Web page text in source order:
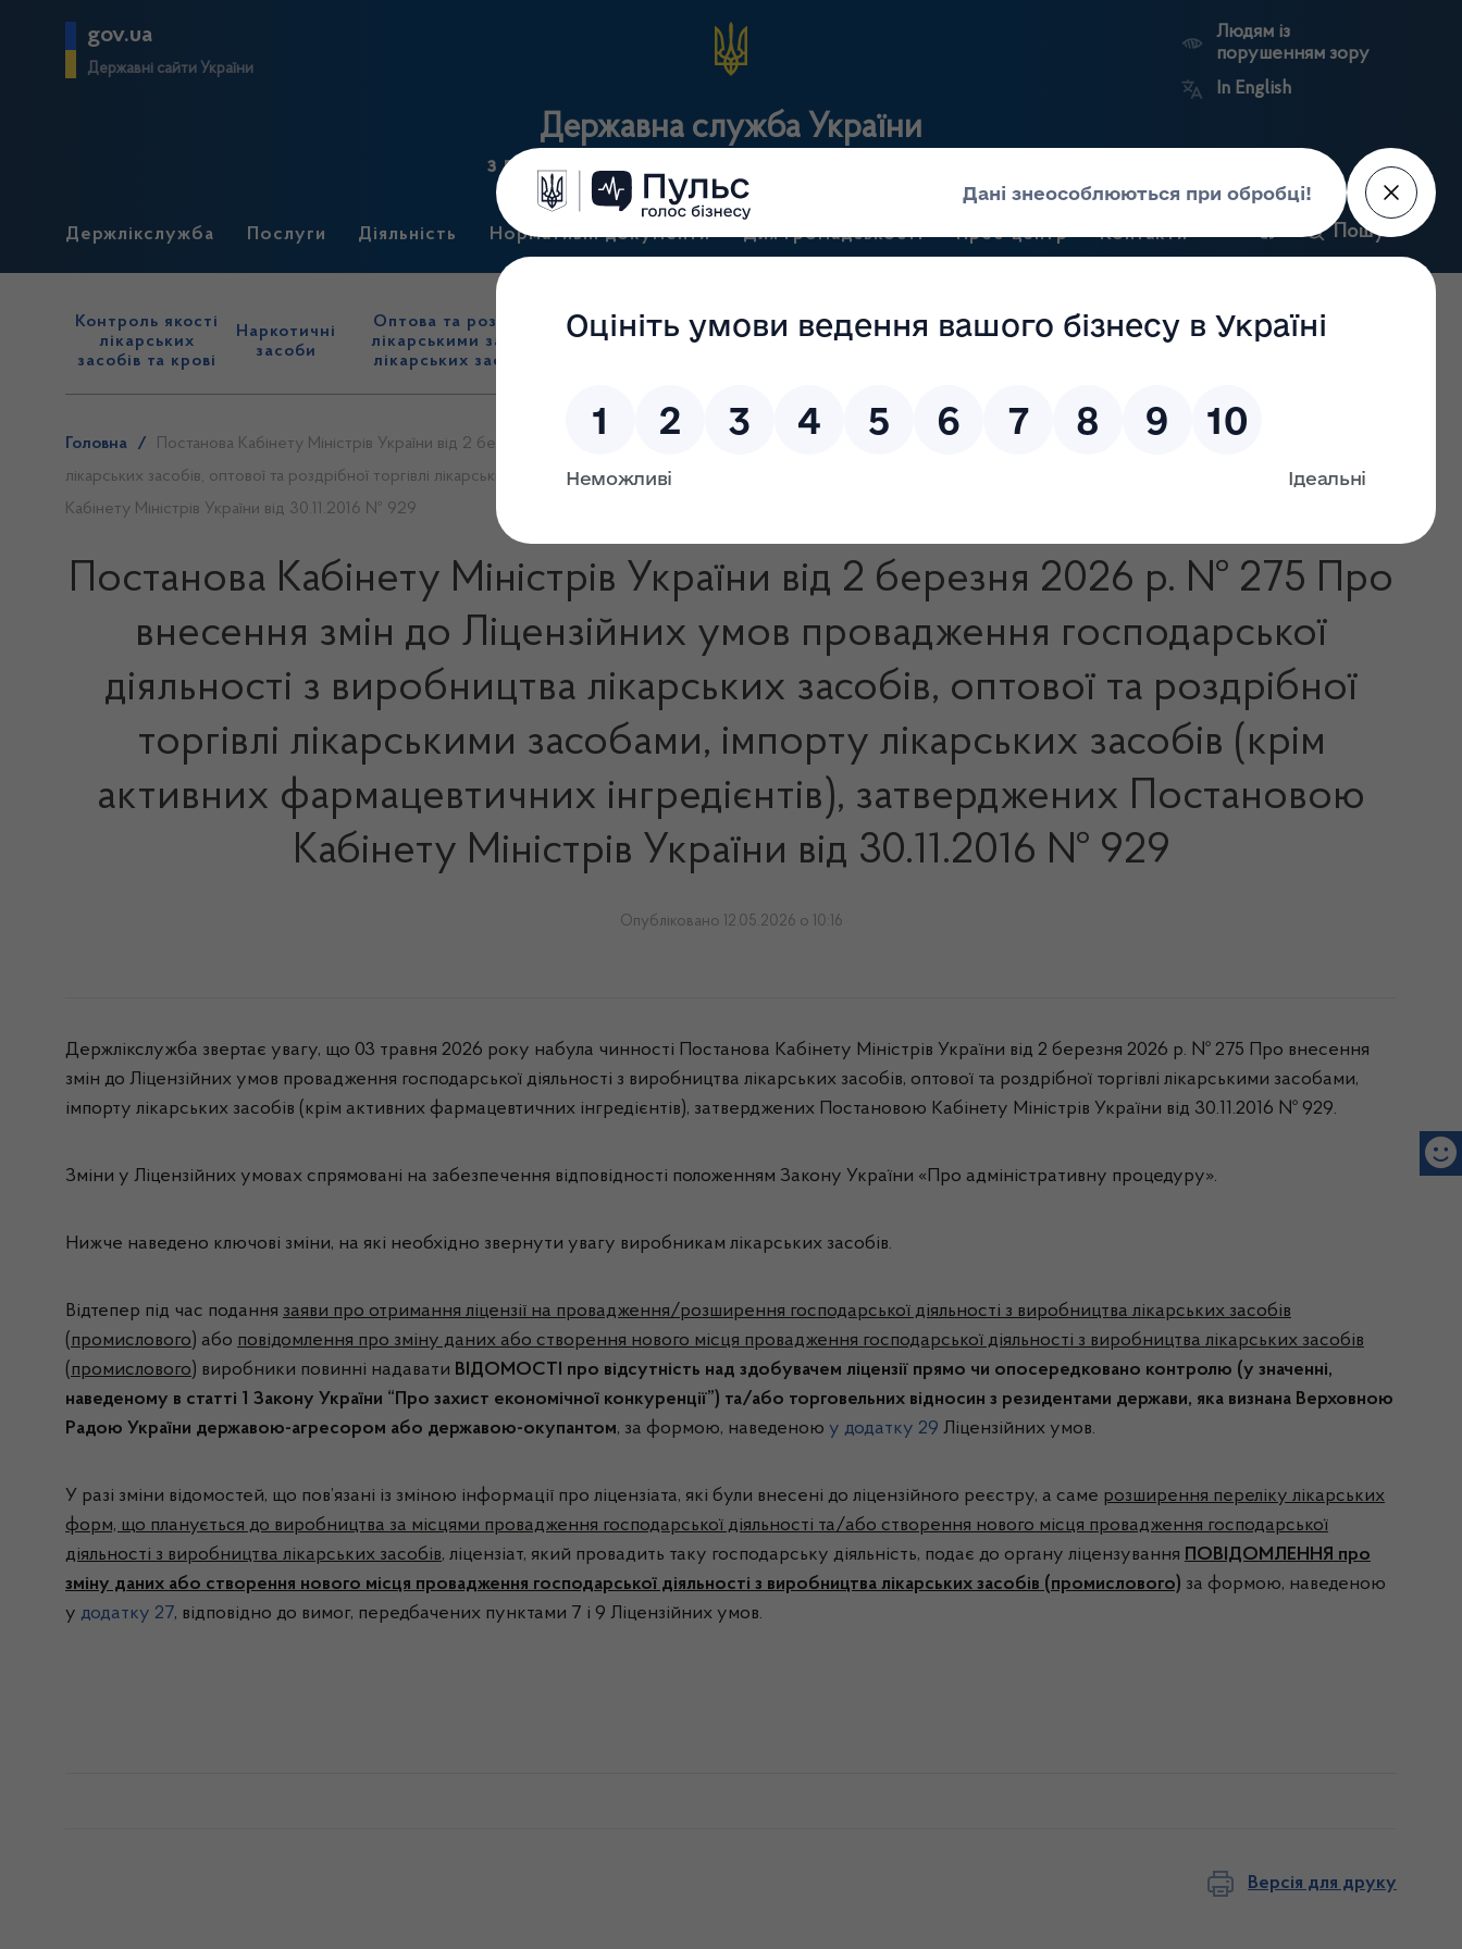
gov.ua
Державні сайти України
Державна служба України
з лікарських засобів та контролю за наркотиками
Людям із
порушенням зору
In English
Держлікслужба Послуги Діяльність Нормативні документи Для громадськості Прес-центр Контакти Пошук
Контроль якості
лікарських
засобів та крові
Наркотичні
засоби
Оптова та роздрібна торгівля
лікарськими засобами, імпорт
лікарських засобів (крім АФІ)
Державний
нагляд
виробництва лікарських
Ринковий
Державні
Антикорупційний
портал
Головна /
Постанова Кабінету Міністрів України від 2 березня 2026 р. № 275 Про внесення змін до Ліцензійних умов провадження господарської діяльності з виробництва
лікарських засобів, оптової та роздрібної торгівлі лікарськими засобами, імпорту лікарських засобів (крім активних фармацевтичних інгредієнтів), затверджених Постановою
Кабінету Міністрів України від 30.11.2016 № 929
Постанова Кабінету Міністрів України від 2 березня 2026 р. № 275 Про
внесення змін до Ліцензійних умов провадження господарської
діяльності з виробництва лікарських засобів, оптової та роздрібної
торгівлі лікарськими засобами, імпорту лікарських засобів (крім
активних фармацевтичних інгредієнтів), затверджених Постановою
Кабінету Міністрів України від 30.11.2016 № 929
Опубліковано 12.05.2026 о 10:16
Держлікслужба звертає увагу, що 03 травня 2026 року набула чинності Постанова Кабінету Міністрів України від 2 березня 2026 р. № 275 Про внесення
змін до Ліцензійних умов провадження господарської діяльності з виробництва лікарських засобів, оптової та роздрібної торгівлі лікарськими засобами,
імпорту лікарських засобів (крім активних фармацевтичних інгредієнтів), затверджених Постановою Кабінету Міністрів України від 30.11.2016 № 929.
Зміни у Ліцензійних умовах спрямовані на забезпечення відповідності положенням Закону України «Про адміністративну процедуру».
Нижче наведено ключові зміни, на які необхідно звернути увагу виробникам лікарських засобів.
Відтепер під час подання заяви про отримання ліцензії на провадження/розширення господарської діяльності з виробництва лікарських засобів
(промислового) або повідомлення про зміну даних або створення нового місця провадження господарської діяльності з виробництва лікарських засобів
(промислового) виробники повинні надавати ВІДОМОСТІ про відсутність над здобувачем ліцензії прямо чи опосередковано контролю (у значенні,
наведеному в статті 1 Закону України “Про захист економічної конкуренції”) та/або торговельних відносин з резидентами держави, яка визнана Верховною
Радою України державою-агресором або державою-окупантом, за формою, наведеною у додатку 29 Ліцензійних умов.
У разі зміни відомостей, що пов’язані із зміною інформації про ліцензіата, які були внесені до ліцензійного реєстру, а саме розширення переліку лікарських
форм, що планується до виробництва за місцями провадження господарської діяльності та/або створення нового місця провадження господарської
діяльності з виробництва лікарських засобів, ліцензіат, який провадить таку господарську діяльність, подає до органу ліцензування ПОВІДОМЛЕННЯ про
зміну даних або створення нового місця провадження господарської діяльності з виробництва лікарських засобів (промислового) за формою, наведеною
у додатку 27, відповідно до вимог, передбачених пунктами 7 і 9 Ліцензійних умов.
Версія для друку